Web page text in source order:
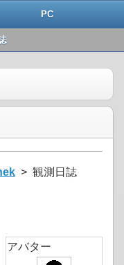
PC
> 観測日誌
アバター